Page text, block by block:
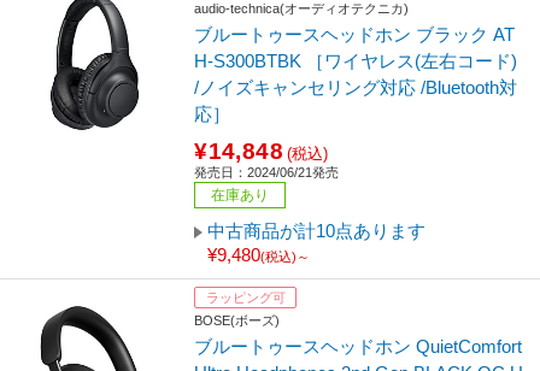
audio-technica(オーディオテクニカ)
ブルートゥースヘッドホン ブラック AT
H-S300BTBK ［ワイヤレス(左右コード)
/ノイズキャンセリング対応 /Bluetooth対
応］
¥14,848 (税込)
発売日：2024/06/21発売
在庫あり
中古商品が計10点あります
¥9,480(税込)～
ラッピング可
BOSE(ボーズ)
ブルートゥースヘッドホン QuietComfort